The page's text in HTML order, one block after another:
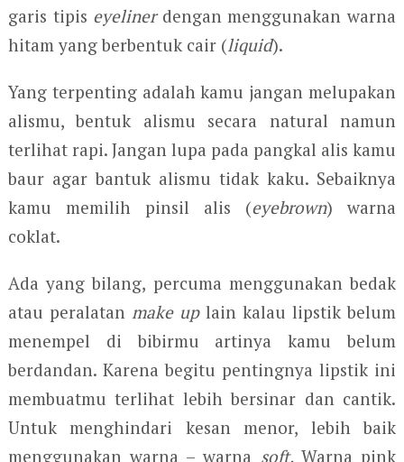
garis tipis eyeliner dengan menggunakan warna
hitam yang berbentuk cair (liquid).
Yang terpenting adalah kamu jangan melupakan
alismu, bentuk alismu secara natural namun
terlihat rapi. Jangan lupa pada pangkal alis kamu
baur agar bantuk alismu tidak kaku. Sebaiknya
kamu memilih pinsil alis (eyebrown) warna
coklat.
Ada yang bilang, percuma menggunakan bedak
atau peralatan make uplain kalau lipstik belum
menempel di bibirmu artinya kamu belum
berdandan. Karena begitu pentingnya lipstik ini
membuatmu terlihat lebih bersinar dan cantik.
Untuk menghindari kesan menor, lebih baik
menggunakan warna – warna soft. Warna pink